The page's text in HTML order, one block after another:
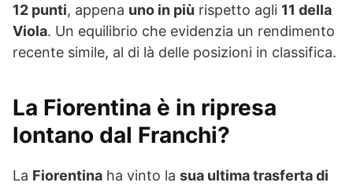
12 punti, appena uno in più rispetto agli 11 della
Viola. Un equilibrio che evidenzia un rendimento
recente simile, al di là delle posizioni in classifica.
La Fiorentina è in ripresa
lontano dal Franchi?
La Fiorentina ha vinto la sua ultima trasferta di